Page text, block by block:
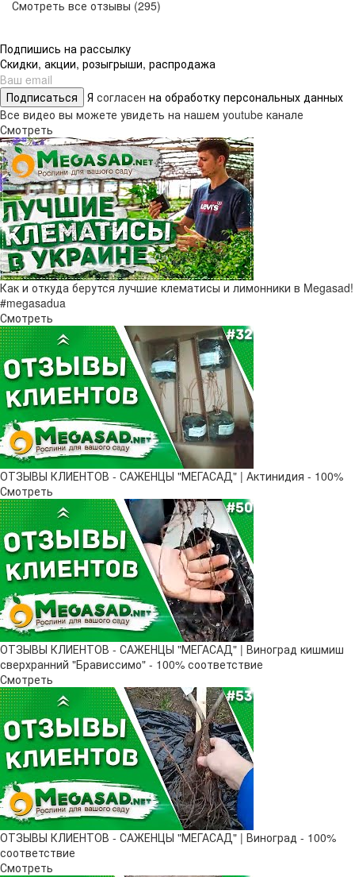
Смотреть все отзывы (295)
Подпишись на рассылку
Скидки, акции, розыгрыши, распродажа
Подписаться Я согласен на обработку персональных данных
Все видео вы можете увидеть на нашем youtube канале
Смотреть
Как и откуда берутся лучшие клематисы и лимонники в Megasad!
#megasadua
Смотреть
ОТЗЫВЫ КЛИЕНТОВ - САЖЕНЦЫ "МЕГАСАД" | Актинидия - 100%
Смотреть
ОТЗЫВЫ КЛИЕНТОВ - САЖЕНЦЫ "МЕГАСАД" | Виноград кишмиш
сверхранний "Брависсимо" - 100% соответствие
Смотреть
ОТЗЫВЫ КЛИЕНТОВ - САЖЕНЦЫ "МЕГАСАД" | Виноград - 100%
соответствие
Смотреть